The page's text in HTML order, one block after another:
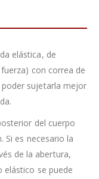
elástica, de
con correa de
sujetarla mejor
del cuerpo
Si es necesario la
de la abertura,
elástico se puede